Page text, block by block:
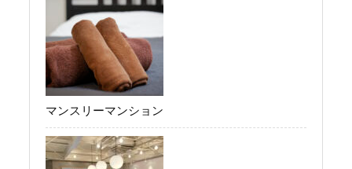
マンスリーマンション